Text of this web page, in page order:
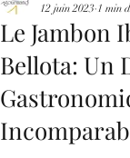
Le Jambon
Bellota: Un
12 juin 2023 1 min